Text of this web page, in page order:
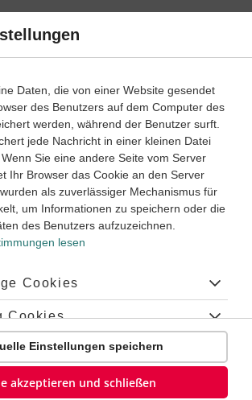
– Lernwege
Klasse 9‐10
Widerstandes
Daten, die von einer Website gesendet
des Benutzers auf dem Computer des
werden, während der Benutzer surft.
jede Nachricht in einer kleinen Datei
Sie eine andere Seite vom Server
Ihr Browser das Cookie an den Server
als zuverlässiger Mechanismus für
um Informationen zu speichern oder die
des Benutzers aufzuzeichnen.
lesen
Cookies
Cookies
Cookies
Einstellungen speichern
akzeptieren und schließen